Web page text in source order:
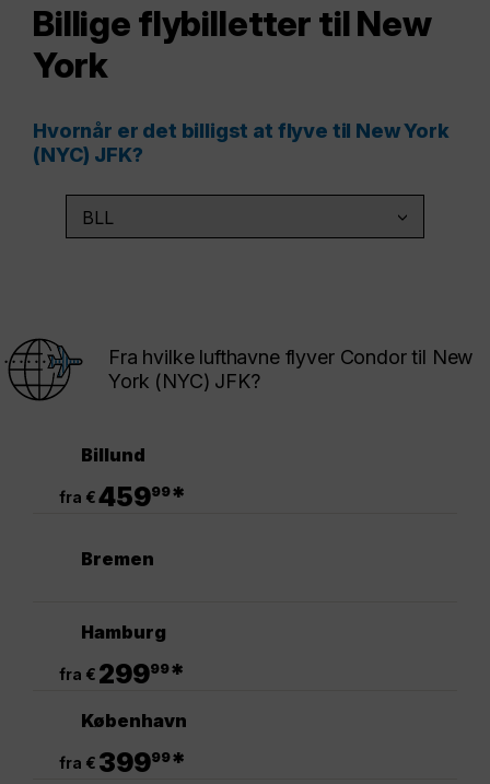
Billige flybilletter til New
York
Hvornår er det billigst at flyve til New York
(NYC) JFK?
Fra hvilke lufthavne flyver Condor til New
York (NYC) JFK?
Billund
fra €45999*
Bremen
Hamburg
fra € 29999*
København
fra € 39999*